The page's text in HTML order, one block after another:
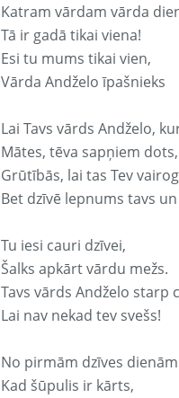
Katram vārdam vārda
Tā ir gadā tikai viena!
Esi tu mums tikai vien,
Vārda Andželo īpašnieks
Lai Tavs vārds Andželo,
Mātes, tēva sapņiem dots,
Grūtībās, lai tas Tev
Bet dzīvē lepnums tavs
Tu iesi cauri dzīvei,
Šalks apkārt vārdu mežs.
Tavs vārds Andželo starp
Lai nav nekad tev svešs!
No pirmām dzīves dienām
Kad šūpulis ir kārts,